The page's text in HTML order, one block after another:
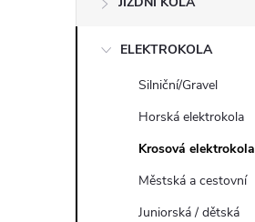
s
ELEKTROKOLA
Silniční/Gravel
Horská elektrokola
Krosová elektrokola
Městská a cestovní
Juniorská / dětská